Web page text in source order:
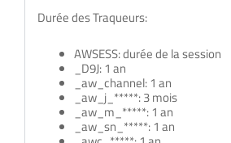
Durée des Traqueurs:
AWSESS: durée de la session
_D9J: 1 an
_aw_channel: 1 an
_aw_j_*****: 3 mois
_aw_m_*****: 1 an
_aw_sn_*****: 1 an